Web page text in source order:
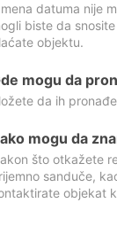
datuma nije
biste da
objektu.
mogu da
da ih
mogu da
što otkažete
sanduče,
objekat